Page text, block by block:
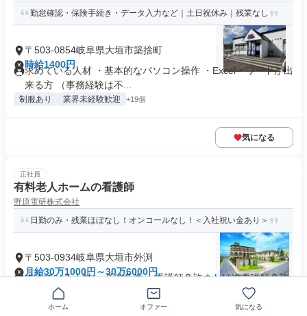
勤怠確認・保険手続き・データ入力など｜土日祝休み｜残業なし
〒503-0854岐阜県大垣市築捨町
時給1400円
求めている人材 ・基本的なパソコン操作 ・Excel・ワードが出
来る方 （事務経験は不...
制服あり 業界未経験歓迎 +19個
気になる
正社員
有料老人ホームの看護師
野原電研株式会社
日勤のみ・残業ほぼなし！オンコールなし！＜入社祝い金あり＞
〒503-0934岐阜県大垣市外渕
月給30万1000円～30万6000円
求めている人材 ＜必須条件＞ 看護師免許または准看護師免許
普通自動車免許(AT限定可...
資格取得支援あり
ホーム オファー 気になる